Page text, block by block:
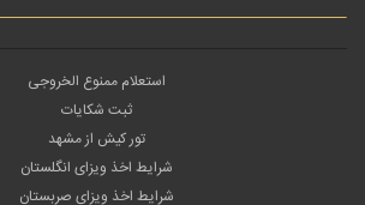
استعلام ممنوع الخروجی
ثبت شکایات
تور کیش از مشهد
شرایط اخذ ویزای انگلستان
شرایط اخذ ویزای صربستان